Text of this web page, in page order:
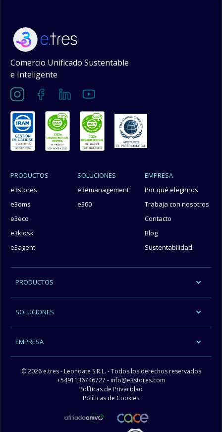
Comercio Unificado Sustentable
e Inteligente
PRODUCTOS
e3stores
e3oms
e3eco
e3kiosk
e3agent
SOLUCIONES
e3emanagement
e360
EMPRESA
Por qué elegirnos
Trabaja con nosotros
Contacto
Blog
Sustentabilidad
PRODUCTOS
SOLUCIONES
EMPRESA
© 2026 e.tres - Leondate S.R.L. - Todos los derechos reservados
+5491136746727 - info@e3stores.com
Políticas de Privacidad
Políticas de Cookies